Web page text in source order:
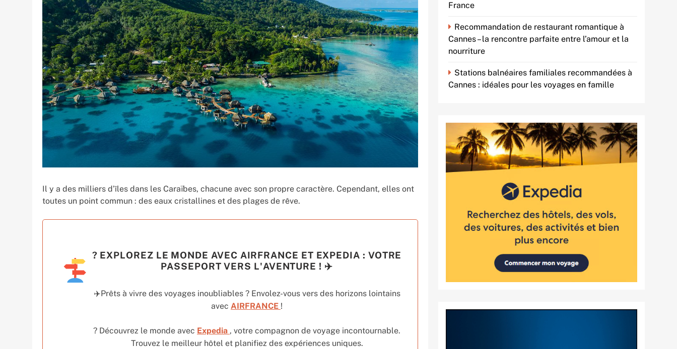
Il y a des milliers d’îles dans les Caraïbes, chacune avec son propre caractère. Cependant, elles ont
toutes un point commun : des eaux cristallines et des plages de rêve.
? EXPLOREZ LE MONDE AVEC AIRFRANCE ET EXPEDIA : VOTRE
PASSEPORT VERS L'AVENTURE ! ✈️
✈️Prêts à vivre des voyages inoubliables ? Envolez-vous vers des horizons lointains
avec AIRFRANCE !
? Découvrez le monde avec Expedia , votre compagnon de voyage incontournable.
Trouvez le meilleur hôtel et planifiez des expériences uniques.
France
Recommandation de restaurant romantique à
Cannes – la rencontre parfaite entre l’amour et la
nourriture
Stations balnéaires familiales recommandées à
Cannes : idéales pour les voyages en famille